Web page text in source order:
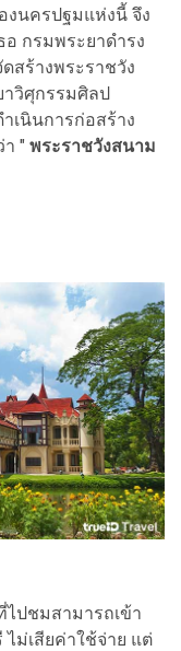
งนครปฐมแห่งนี้ จึง
อ กรมพระยาดำรง
สร้างพระราชวัง
าวิศุกรรมศิลป
เนินการก่อสร้าง
" พระราชวังสนาม
ปชมสามารถเข้า
ม่เสียค่าใช้จ่าย แต่